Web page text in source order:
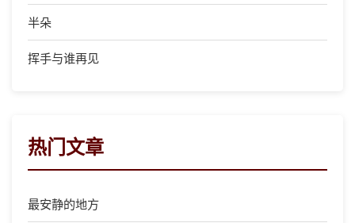
半朵
挥手与谁再见
热门文章
最安静的地方